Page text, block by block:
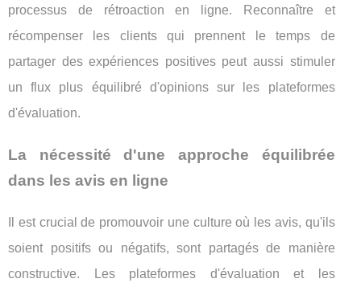
processus de rétroaction en ligne. Reconnaître et
récompenser les clients qui prennent le temps de
partager des expériences positives peut aussi stimuler
un flux plus équilibré d'opinions sur les plateformes
d'évaluation.
La nécessité d'une approche équilibrée
dans les avis en ligne
Il est crucial de promouvoir une culture où les avis, qu'ils
soient positifs ou négatifs, sont partagés de manière
constructive. Les plateformes d'évaluation et les